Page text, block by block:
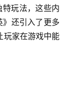
特玩法，这些内
》还引入了更多
玩家在游戏中能